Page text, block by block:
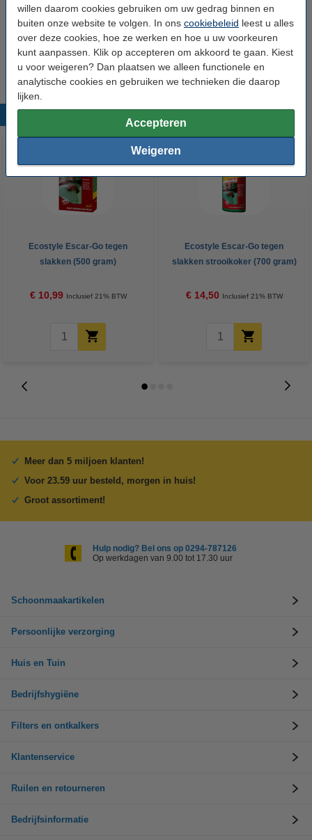
willen daarom cookies gebruiken om uw gedrag binnen en
buiten onze website te volgen. In ons cookiebeleid leest u alles
over deze cookies, hoe ze werken en hoe u uw voorkeuren
kunt aanpassen. Klik op accepteren om akkoord te gaan. Kiest
u voor weigeren? Dan plaatsen we alleen functionele en
analytische cookies en gebruiken we technieken die daarop
lijken.
Accepteren
Weigeren
Geschikt voor: Planten
Inhoud: 2000 gr
Aantal: 1 stuks
Ecostyle Escar-Go tegen
slakken (500 gram)
€ 10,99 Inclusief 21% BTW
Ecostyle Escar-Go tegen
slakken strooikoker (700 gram)
€ 14,50 Inclusief 21% BTW
Meer dan 5 miljoen klanten!
Voor 23.59 uur besteld, morgen in huis!
Groot assortiment!
Hulp nodig? Bel ons op 0294-787126
Op werkdagen van 9.00 tot 17.30 uur
Schoonmaakartikelen
Persoonlijke verzorging
Huis en Tuin
Bedrijfshygiëne
Filters en ontkalkers
Klantenservice
Ruilen en retourneren
Bedrijfsinformatie